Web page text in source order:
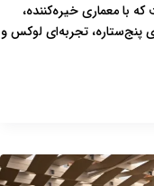
با معماری خیره‌کننده،
تجربه‌ای لوکس و